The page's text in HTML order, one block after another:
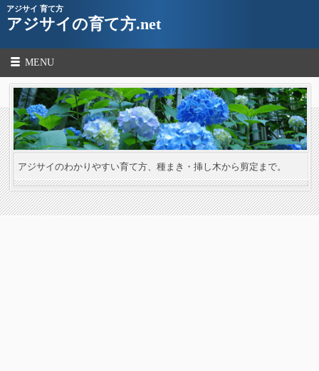
アジサイ 育て方
アジサイの育て方.net
MENU
アジサイのわかりやすい育て方、種まき・挿し木から剪定まで。